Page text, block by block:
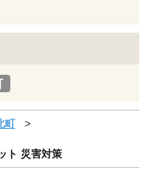
町
ト 災害対策